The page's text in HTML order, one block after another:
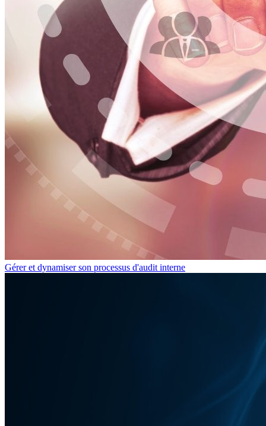
Gérer et dynamiser son processus d'audit interne